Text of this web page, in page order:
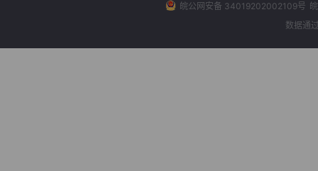
皖公网安备 34019202002109号
数据通